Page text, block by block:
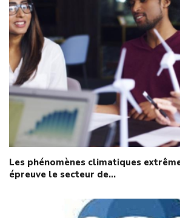
Les phénomènes climatiques
épreuve le secteur de…